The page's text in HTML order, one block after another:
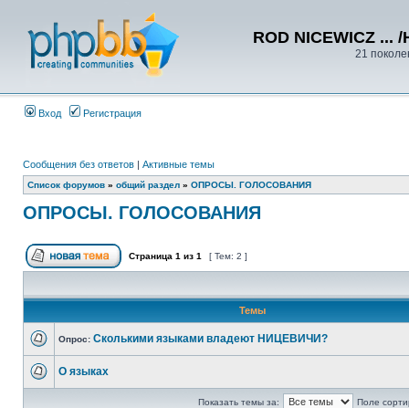
ROD NICEWICZ ...
21
Вход Регистрация
Сообщения без ответов | Активные темы
Список форумов » общий раздел » ОПРОСЫ. ГОЛОСОВАНИЯ
ОПРОСЫ. ГОЛОСОВАНИЯ
Страница 1 из 1 [ Тем: 2 ]
Темы
Опрос: Сколькими языками владеют НИЦЕВИЧИ?
О языках
Показать темы за: Поле